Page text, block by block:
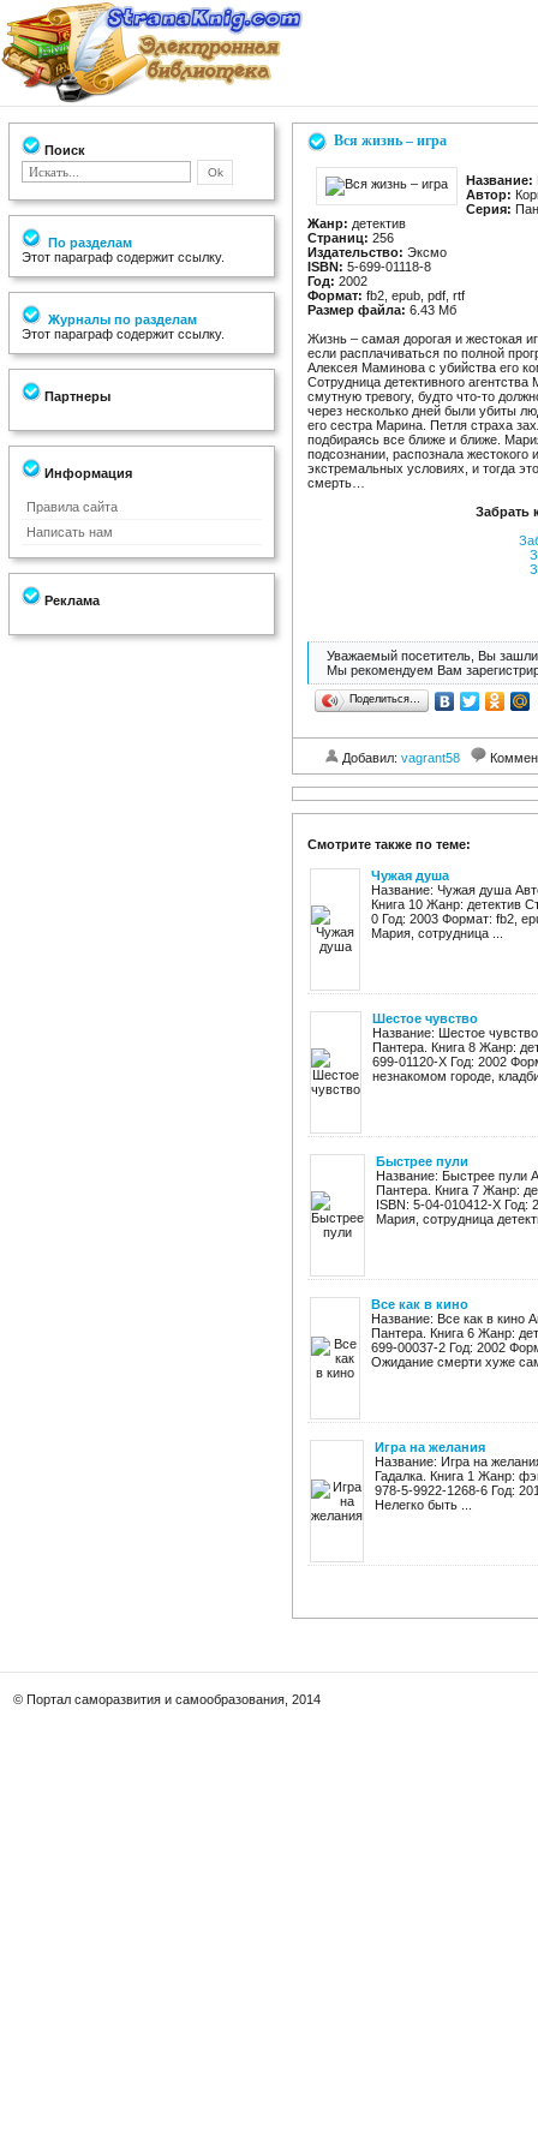
Поиск
По разделам
Этот параграф содержит ссылку.
Журналы по разделам
Этот параграф содержит ссылку.
Партнеры
Информация
Правила сайта
Написать нам
Реклама
Вся жизнь – игра
Название:
Автор:
Серия:
Жанр: детектив
Страниц: 256
Издательство: Эксмо
ISBN: 5-699-01118-8
Год: 2002
Формат: fb2, epub, pdf, rtf
Размер файла: 6.43 Мб
Жизнь – самая дорогая и жестокая
если расплачиваться по полной
Алексея Маминова с убийства его
Сотрудница детективного
смутную тревогу, будто что-то
через несколько дней были убиты
его сестра Марина. Петля страха
подбираясь все ближе и ближе.
подсознании, распознала жестокого
экстремальных условиях, и тогда
смерть…
Забрать
Уважаемый посетитель, Вы зашли
Мы рекомендуем Вам
Поделиться…
Добавил: vagrant58
Смотрите также по теме:
Чужая душа
Название: Чужая душа
Книга 10 Жанр: детектив
0 Год: 2003 Формат: fb2,
Мария, сотрудница ...
Шестое чувство
Название: Шестое
Пантера. Книга 8 Жанр:
699-01120-X Год: 2002
незнакомом городе,
Быстрее пули
Название: Быстрее пули
Пантера. Книга 7 Жанр:
ISBN: 5-04-010412-X
Мария, сотрудница
Все как в кино
Название: Все как в кино
Пантера. Книга 6 Жанр:
699-00037-2 Год: 2002
Ожидание смерти хуже
Игра на желания
Название: Игра на
Гадалка. Книга 1 Жанр:
978-5-9922-1268-6 Год:
Нелегко быть ...
© Портал саморазвития и самообразования, 2014